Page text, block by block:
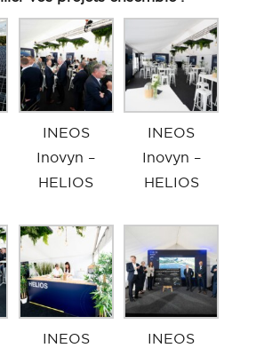
INEOS
Inovyn –
HELIOS
INEOS
Inovyn –
HELIOS
INEOS
INEOS